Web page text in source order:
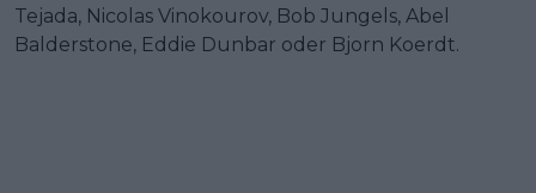
Tejada, Nicolas Vinokourov, Bob Jungels, Abel
Balderstone, Eddie Dunbar oder Bjorn Koerdt.